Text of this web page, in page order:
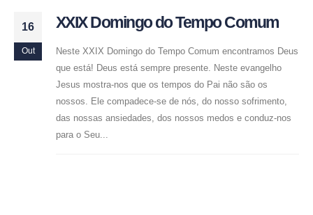
16
Out
XXIX Domingo do Tempo Comum
Neste XXIX Domingo do Tempo Comum encontramos Deus
que está! Deus está sempre presente. Neste evangelho
Jesus mostra-nos que os tempos do Pai não são os
nossos. Ele compadece-se de nós, do nosso sofrimento,
das nossas ansiedades, dos nossos medos e conduz-nos
para o Seu...